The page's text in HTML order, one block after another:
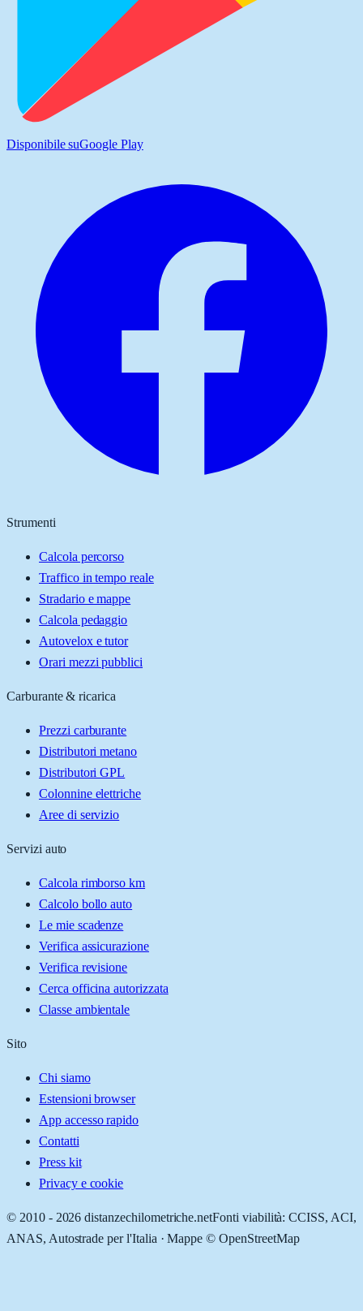
Disponibile suGoogle Play
Strumenti
Calcola percorso
Traffico in tempo reale
Stradario e mappe
Calcola pedaggio
Autovelox e tutor
Orari mezzi pubblici
Carburante & ricarica
Prezzi carburante
Distributori metano
Distributori GPL
Colonnine elettriche
Aree di servizio
Servizi auto
Calcola rimborso km
Calcolo bollo auto
Le mie scadenze
Verifica assicurazione
Verifica revisione
Cerca officina autorizzata
Classe ambientale
Sito
Chi siamo
Estensioni browser
App accesso rapido
Contatti
Press kit
Privacy e cookie
© 2010 - 2026 distanzechilometriche.netFonti viabilità: CCISS, ACI,
ANAS, Autostrade per l'Italia · Mappe © OpenStreetMap